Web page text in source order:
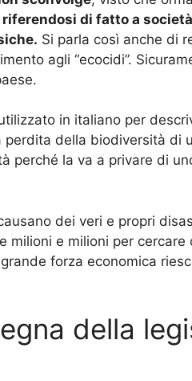
riferendosi di fatto a
Si parla così anche di
agli “ecocidi”.
in italiano per
perdita della biodiversità di
perché la va a privare di
dei veri e propri
milioni e milioni per
forza economica
della